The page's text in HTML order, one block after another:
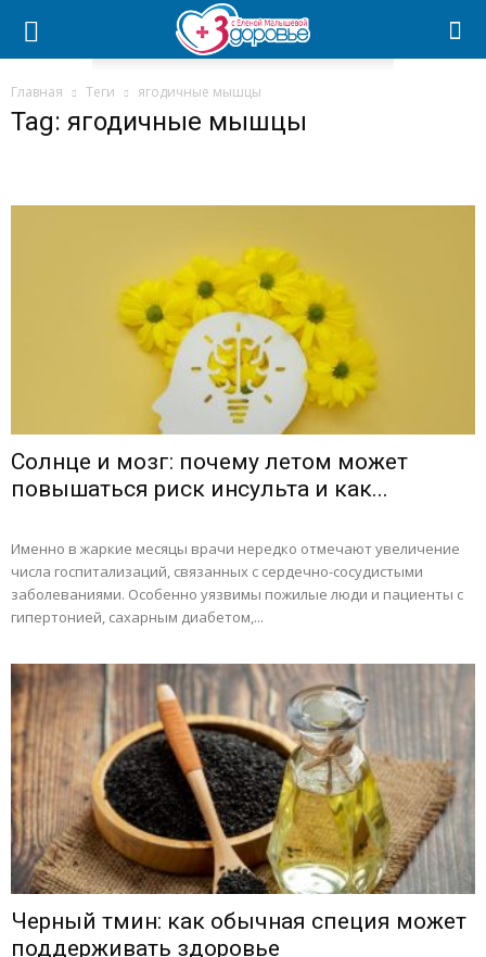
Главная Теги ягодичные мышцы
Tag: ягодичные мышцы
Солнце и мозг: почему летом может
повышаться риск инсульта и как...
Именно в жаркие месяцы врачи нередко отмечают увеличение
числа госпитализаций, связанных с сердечно-сосудистыми
заболеваниями. Особенно уязвимы пожилые люди и пациенты с
гипертонией, сахарным диабетом,...
Черный тмин: как обычная специя может
поддерживать здоровье